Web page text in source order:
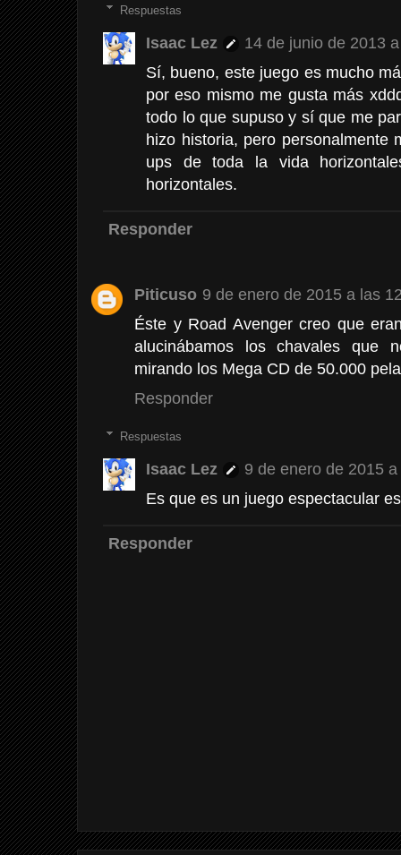
Respuestas
Isaac Lez
14 de junio de 2013
Sí, bueno, este juego es mucho
por eso mismo me gusta más
todo lo que supuso y sí que me
hizo historia, pero personalmente
ups de toda la vida
horizontales.
Responder
Piticuso 9 de enero de 2015 a las
Éste y Road Avenger creo que
alucinábamos los chavales que
mirando los Mega CD de 50.000
Responder
Respuestas
Isaac Lez
9 de enero de 2015
Es que es un juego espectacular
Responder